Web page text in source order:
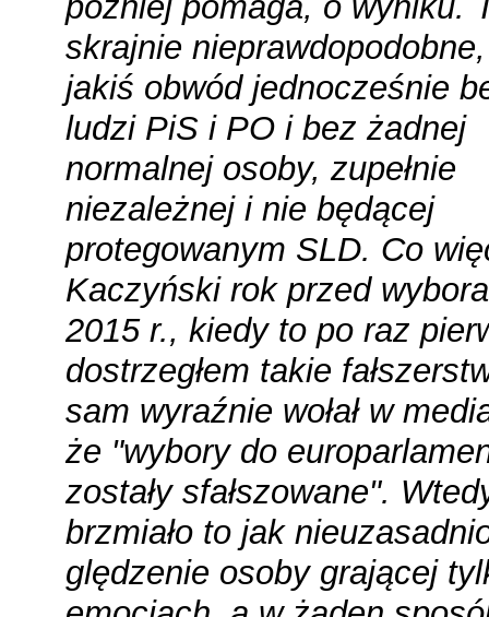
skrajnie nieprawdopodobne,
jakiś obwód jednocześnie
ludzi PiS i PO i bez żadnej
normalnej osoby, zupełnie
niezależnej i nie będącej
protegowanym SLD. Co
Kaczyński rok przed
2015 r., kiedy to po raz
dostrzegłem takie
sam wyraźnie wołał w
że "wybory do
zostały sfałszowane".
brzmiało to jak
ględzenie osoby grającej